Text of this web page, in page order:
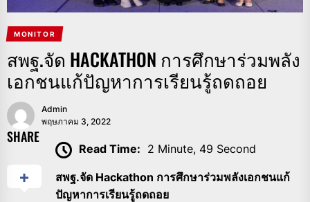
MONITOR
สพฐ.จัด HACKATHON การศึกษาร่วมพลัง
เอกชนแก้ปัญหาการเรียนรู้ถดถอย
Admin
พฤษภาคม 3, 2022
SHARE
Read Time: 2 Minute, 49 Second
สพฐ.จัด Hackathon การศึกษาร่วมพลังเอกชนแก้
ปัญหาการเรียนรู้ถดถอย